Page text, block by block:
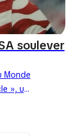
soulever
Monde
», un